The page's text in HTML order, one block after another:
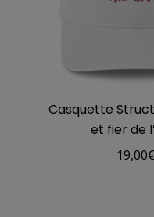
Casquette
et fier de
19,00€